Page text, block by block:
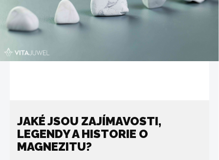
JAKÉ JSOU ZAJÍMAVOSTI,
LEGENDY A HISTORIE O
MAGNEZITU?